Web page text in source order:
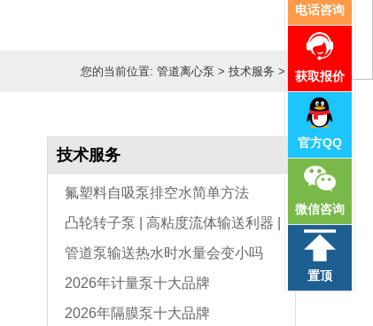
电话咨询
获取报价
官方QQ
微信咨询
置顶
您的当前位置:管道离心泵 >技术服务 >
技术服务
氟塑料自吸泵排空水简单方法
凸轮转子泵 | 高粘度流体输送利器 |
选型与维护全指南
管道泵输送热水时水量会变小吗
2026年计量泵十大品牌
2026年隔膜泵十大品牌